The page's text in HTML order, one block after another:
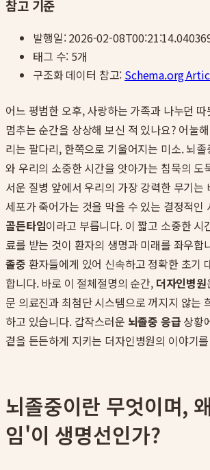
참고 기준
발행일:2026-02-
태그 수: 5개
구조화 데이터 참고: Schema.org
어느 평범한 오후, 사랑하는 가족과 나누던
멈추는 순간을 상상해 보신 적 있나요? 어눌
리는 팔다리, 한쪽으로 기울어지는 미소. 뇌
와 우리의 소중한 시간을 앗아가는 침묵의 도
서운 질병 앞에서 우리의 가장 강력한 무기는
세포가 죽어가는 것을 막을 수 있는 결정적인
골든타임이라고 부릅니다. 이 짧고 소중한 시
료를 받는 것이 환자의 생명과 미래를 좌우합
졸중 환자들에게 있어 신속하고 정확한 초기
합니다. 바로 이 절체절명의 순간, 더자인병원
문 의료진과 최첨단 시스템으로 꺼지지 않는
하고 있습니다. 갑작스러운 뇌졸중 응급 상황
곁을 든든하게 지키는 더자인병원의 이야기
뇌졸중이란 무엇이며,
임'이 생명선인가?